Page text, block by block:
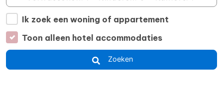
Ik zoek een woning of appartement
Toon alleen hotel accommodaties
Zoeken